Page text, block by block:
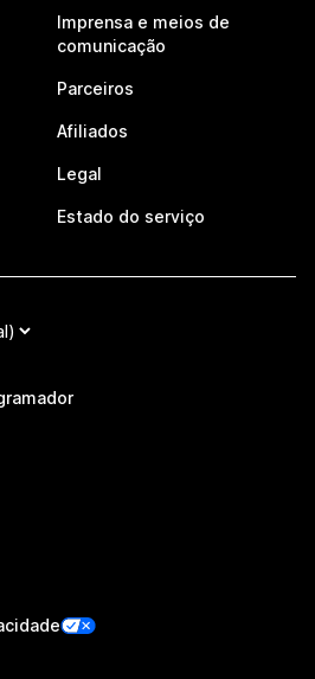
Imprensa e meios de
comunicação
Parceiros
Afiliados
Legal
Estado do serviço